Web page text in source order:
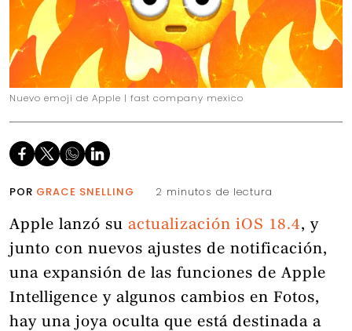
Nuevo emoji de Apple | fast company mexico
POR GRACE SNELLING 2 minutos de lectura
Apple lanzó su actualización iOS 18.4, y
junto con nuevos ajustes de notificación,
una expansión de las funciones de Apple
Intelligence y algunos cambios en Fotos,
hay una joya oculta que está destinada a